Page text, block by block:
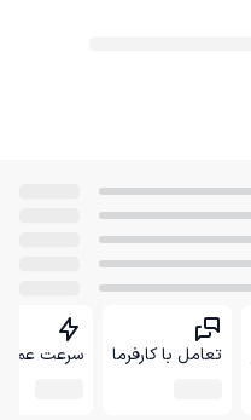
تعامل با کارفرما سرعت عمل